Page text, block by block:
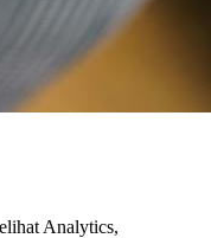
Analytics,